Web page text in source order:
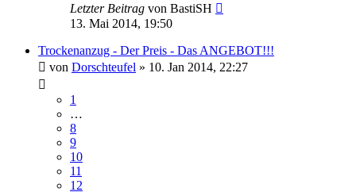
Letzter Beitrag von BastiSH
13. Mai 2014, 19:50
Trockenanzug - Der Preis - Das ANGEBOT!!!
von Dorschteufel » 10. Jan 2014, 22:27
1
…
8
9
10
11
12